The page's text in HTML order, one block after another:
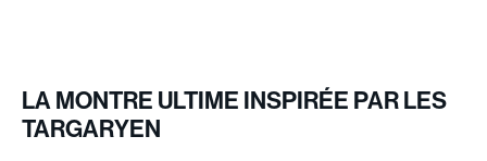
LA MONTRE ULTIME INSPIRÉE PAR LES
TARGARYEN